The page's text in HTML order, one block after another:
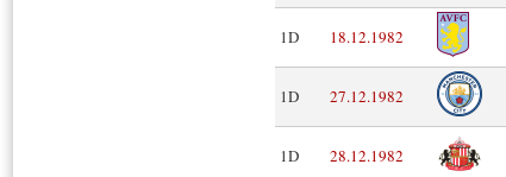
1D 18.12.1982
1D 27.12.1982
1D 28.12.1982